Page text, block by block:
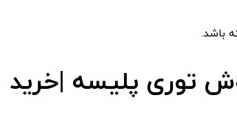
باشد.
توری پلیسه |خرید